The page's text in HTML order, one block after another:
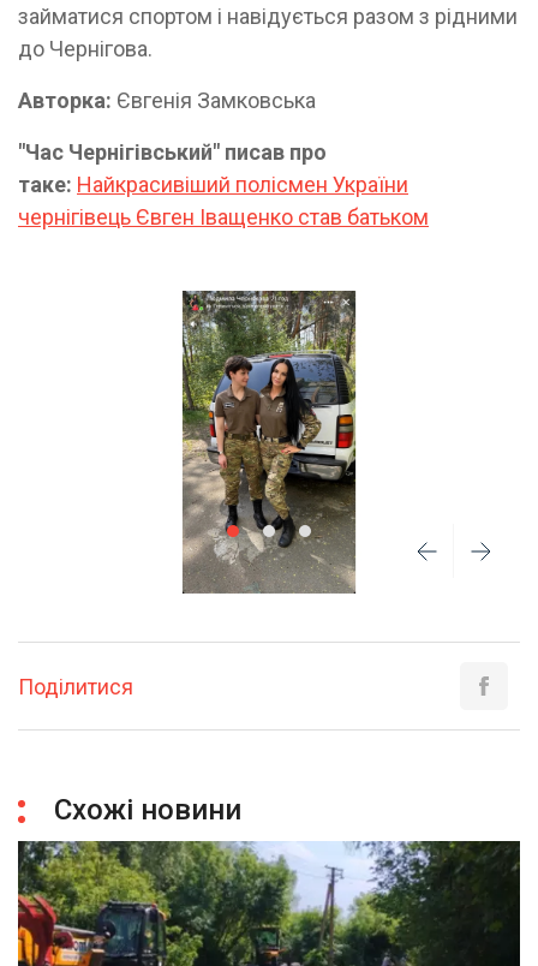
займатися спортом і навідується разом з рідними
до Чернігова.
Авторка: Євгенія Замковська
"Час Чернігівський" писав про
таке: Найкрасивіший полісмен України
чернігівець Євген Іващенко став батьком
Поділитися
Схожі новини